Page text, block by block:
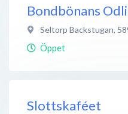
Bondbönans
Seltorp Backstugan,
Öppet
Slottskaféet